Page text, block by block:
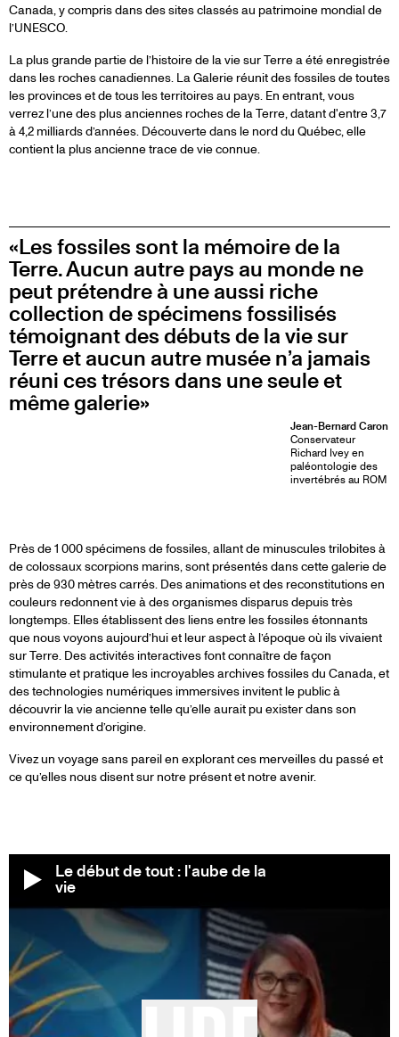
Canada, y compris dans des sites classés au patrimoine mondial de
l’UNESCO.
La plus grande partie de l’histoire de la vie sur Terre a été enregistrée
dans les roches canadiennes. La Galerie réunit des fossiles de toutes
les provinces et de tous les territoires au pays. En entrant, vous
verrez l’une des plus anciennes roches de la Terre, datant d'entre 3,7
à 4,2 milliards d’années. Découverte dans le nord du Québec, elle
contient la plus ancienne trace de vie connue.
Les fossiles sont la mémoire de la
Terre. Aucun autre pays au monde ne
peut prétendre à une aussi riche
collection de spécimens fossilisés
témoignant des débuts de la vie sur
Terre et aucun autre musée n’a jamais
réuni ces trésors dans une seule et
même galerie
Jean-Bernard Caron
Conservateur
Richard Ivey en
paléontologie des
invertébrés au ROM
A
PROPOS
DE
Près de 1 000 spécimens de fossiles, allant de minuscules trilobites à
de colossaux scorpions marins, sont présentés dans cette galerie de
près de 930 mètres carrés. Des animations et des reconstitutions en
couleurs redonnent vie à des organismes disparus depuis très
longtemps. Elles établissent des liens entre les fossiles étonnants
que nous voyons aujourd’hui et leur aspect à l’époque où ils vivaient
sur Terre. Des activités interactives font connaître de façon
stimulante et pratique les incroyables archives fossiles du Canada, et
des technologies numériques immersives invitent le public à
découvrir la vie ancienne telle qu’elle aurait pu exister dans son
environnement d’origine.
Vivez un voyage sans pareil en explorant ces merveilles du passé et
ce qu’elles nous disent sur notre présent et notre avenir.
Le début de tout : l'aube de la
vie